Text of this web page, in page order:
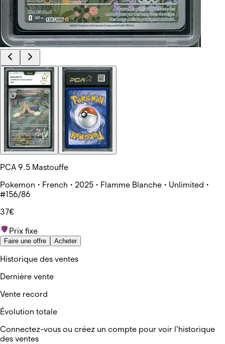
PCA 9.5 Mastouffe
Pokemon • French • 2025 • Flamme Blanche • Unlimited •
#156/86
37€
Prix fixe
Faire une offre Acheter
Historique des ventes
Dernière vente
Vente record
Évolution totale
Connectez-vous ou créez un compte pour voir l'historique
des ventes